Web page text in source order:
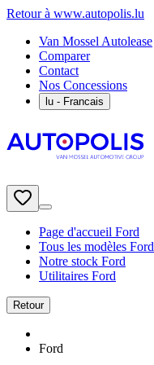
Retour à www.autopolis.lu
Van Mossel Autolease
Comparer
Contact
Nos Concessions
lu - Francais
Page d'accueil Ford
Tous les modèles Ford
Notre stock Ford
Utilitaires Ford
Retour
Ford